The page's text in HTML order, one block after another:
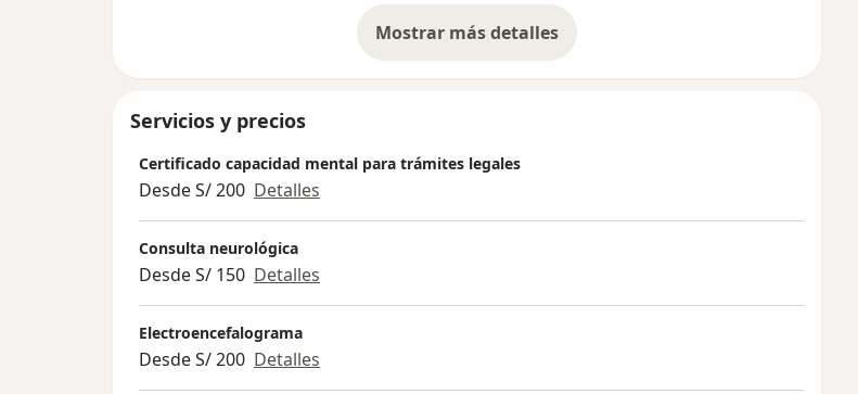
Mostrar más detalles
sobre la experiencia
Servicios y precios
Certificado capacidad mental para trámites legales
Desde S/ 200 Detalles
Consulta neurológica
Desde S/ 150 Detalles
Electroencefalograma
Desde S/ 200 Detalles